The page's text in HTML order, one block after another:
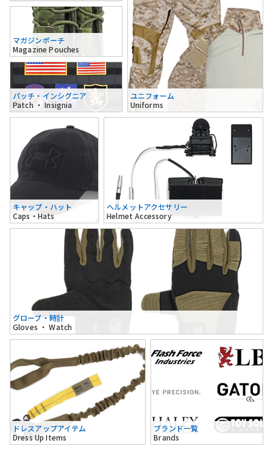
マガジンポーチ
Magazine Pouches
パッチ・インシグニア
Patch ・ Insignia
ユニフォーム
Uniforms
キャップ・ハット
Caps・Hats
ヘルメットアクセサリー
Helmet Accessory
グローブ・時計
Gloves ・ Watch
ドレスアップアイテム
Dress Up Items
ブランド一覧
Brands